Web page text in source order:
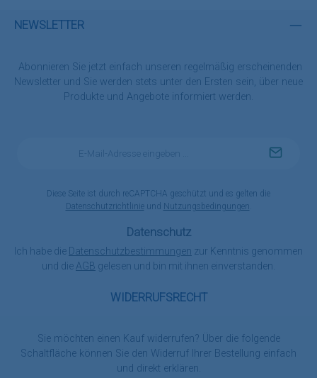
WIDERRUFSRECHT
Sie möchten einen Kauf widerrufen? Über die folgende
Schaltfläche können Sie den Widerruf Ihrer Bestellung einfach
und direkt erklären.
NEWSLETTER
Abonnieren Sie jetzt einfach unseren regelmäßig erscheinenden
Newsletter und Sie werden stets unter den Ersten sein, über neue
Produkte und Angebote informiert werden.
Diese Seite ist durch reCAPTCHA geschützt und es gelten die
Datenschutzrichtlinieund Nutzungsbedingungen
Datenschutz
Ich habe die Datenschutzbestimmungen zur Kenntnis genommen
und die AGB gelesen und bin mit ihnen einverstanden.